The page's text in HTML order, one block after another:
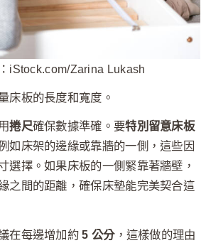
iStock.com/Zarina Lukash
床板的長度和寬度。
捲尺確保數據準確。要特別留意床板
如床架的邊緣或靠牆的一側，這些因
選擇。如果床板的一側緊靠著牆壁，
之間的距離，確保床墊能完美契合這
在每邊增加約 5 公分，這樣做的理由